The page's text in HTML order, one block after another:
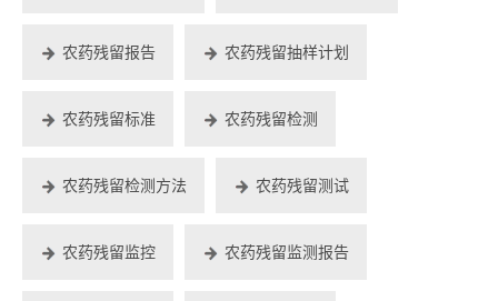
农药残留报告 农药残留抽样计划
农药残留标准 农药残留检测
农药残留检测方法 农药残留测试
农药残留监控 农药残留监测报告